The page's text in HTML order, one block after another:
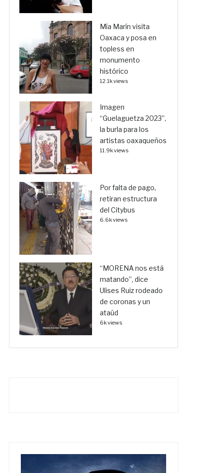
Mía Marín visita
Oaxaca y posa en
topless en
monumento
histórico
12.1k views
Imagen
“Guelaguetza 2023”,
la burla para los
artistas oaxaqueños
11.9k views
Por falta de pago,
retiran estructura
del Citybus
6.6k views
“MORENA nos está
matando”, dice
Ulises Ruiz rodeado
de coronas y un
ataúd
6k views